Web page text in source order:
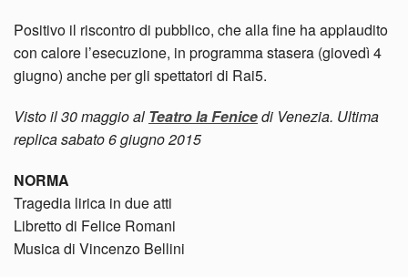
Positivo il riscontro di pubblico, che alla fine ha applaudito
con calore l’esecuzione, in programma stasera (giovedì 4
giugno) anche per gli spettatori di Rai5.
Visto il 30 maggio al Teatro la Fenicedi Venezia. Ultima
replica sabato 6 giugno 2015
NORMA
Tragedia lirica in due atti
Libretto di Felice Romani
Musica di Vincenzo Bellini